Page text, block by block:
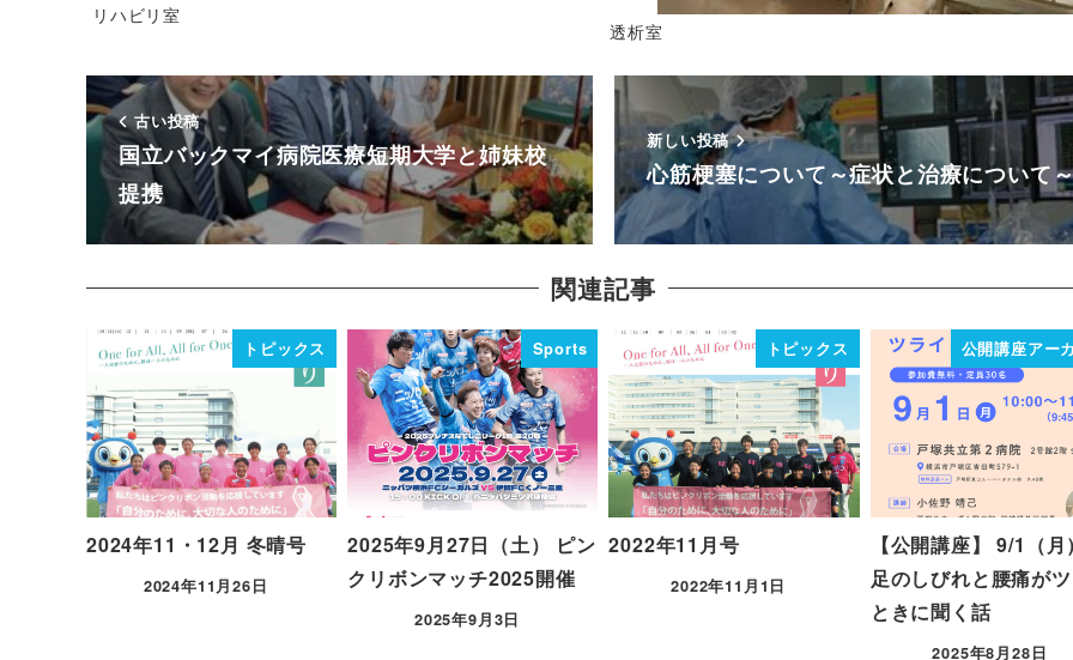
リハビリ室
透析室
古い投稿
国立バックマイ病院医療短期大学と姉妹校
提携
新しい投稿
心筋梗塞について～症状と治療について
関連記事
トピックス
2024年11・12月 冬晴号
2024年11月26日
Sports
2025年9月27日（土） ピン
クリボンマッチ2025開催
2025年9月3日
トピックス
2022年11月号
2022年11月1日
公開講座アー
【公開講座】 9/1（
足のしびれと腰痛が
ときに聞く話
2025年8月28日